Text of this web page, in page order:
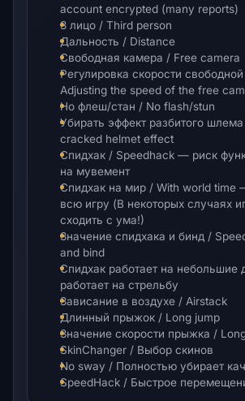
account encrypted (many reports)
3 лицо / Third person
Дальность / Distance
Свободная камера / Free camera
Регулировка скорости
Adjusting the speed of the free
Но флеш/стан / No flash/stun
Убирать эффект разбитого
cracked helmet effect
Спидхак / Speedhack — риск
на мувемент
Спидхак на мир / With world time
всю игру (В некоторых случаях
сходить с ума!)
Значение спидхака и бинд /
and bind
Спидхак работает на небольшие
работает на стрельбу
Зависание в воздухе / Airstack
Длинный прыжок / Long jump
Значение скорости прыжка /
SkinChanger / Выбор скинов
No sway / Полностью убирает
SpeedHack / Быстрое